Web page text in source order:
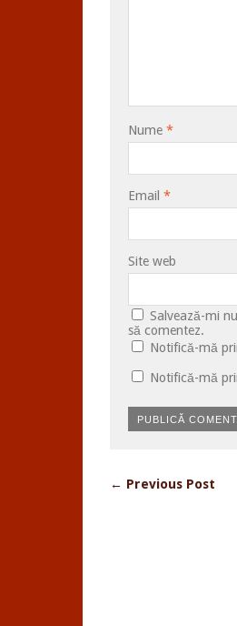
Nume *
Email *
Site web
Salvează-mi
să comentez.
Notifică-mă
Notifică-mă
← Previous Post